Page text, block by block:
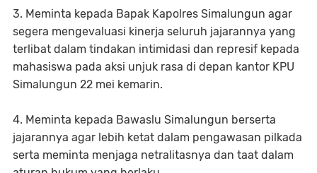
3. Meminta kepada Bapak Kapolres Simalungun agar
segera mengevaluasi kinerja seluruh jajarannya yang
terlibat dalam tindakan intimidasi dan represif kepada
mahasiswa pada aksi unjuk rasa di depan kantor KPU
Simalungun 22 mei kemarin.
4. Meminta kepada Bawaslu Simalungun berserta
jajarannya agar lebih ketat dalam pengawasan pilkada
serta meminta menjaga netralitasnya dan taat dalam